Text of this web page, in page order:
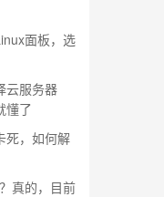
面板，选
云服务器
懂了
死，如何解
真的，目前